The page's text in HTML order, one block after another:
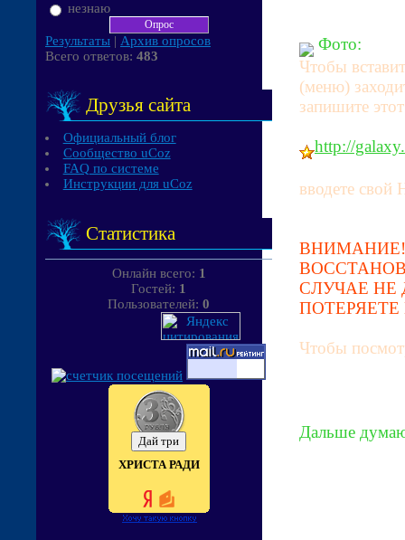
незнаю
Результаты | Архив опросов
Всего ответов: 483
Друзья сайта
Официальный блог
Сообщество uCoz
FAQ по системе
Инструкции для uCoz
Статистика
Онлайн всего: 1
Гостей: 1
Пользователей: 0
ХРИСТА РАДИ
Фото:
Чтобы
(меню)
запишите
http://
вводете
СЛУЧАЕ НЕ
Чтобы
Дальше